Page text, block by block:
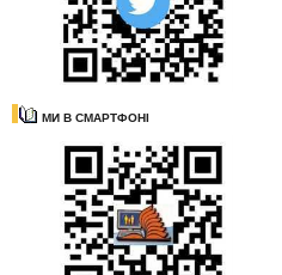
МИ В СМАРТФОНІ